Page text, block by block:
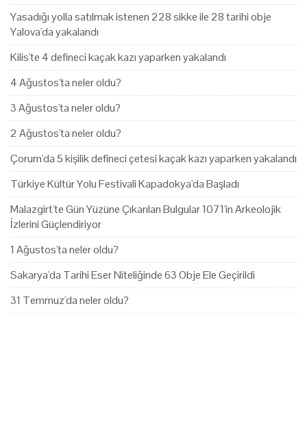
Yasadığı yolla satılmak istenen 228 sikke ile 28 tarihi obje
Yalova'da yakalandı
Kilis'te 4 defineci kaçak kazı yaparken yakalandı
4 Ağustos'ta neler oldu?
3 Ağustos'ta neler oldu?
2 Ağustos'ta neler oldu?
Çorum'da 5 kişilik defineci çetesi kaçak kazı yaparken yakalandı
Türkiye Kültür Yolu Festivali Kapadokya'da Başladı
Malazgirt'te Gün Yüzüne Çıkarılan Bulgular 1071'in Arkeolojik
İzlerini Güçlendiriyor
1 Ağustos'ta neler oldu?
Sakarya'da Tarihi Eser Niteliğinde 63 Obje Ele Geçirildi
31 Temmuz'da neler oldu?